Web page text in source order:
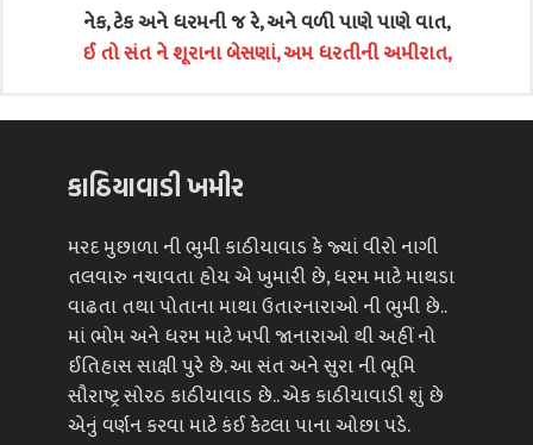
નેક, ટેક અને ધરમની જ રે, અને વળી પાણે પાણે વાત,
ઈ તો સંત ને શૂરાના બેસણાં, અમ ધરતીની અમીરાત,
કાઠિયાવાડી ખમીર
મરદ મુછાળા ની ભુમી કાઠીયાવાડ કે જ્યાં વીરો નાગી
તલવારુ નચાવતા હોય એ ખુમારી છે, ધરમ માટે માથડા
વાઢતા તથા પોતાના માથા ઉતારનારાઓ ની ભુમી છે..
માં ભોમ અને ધરમ માટે ખપી જાનારાઓ થી અહીં નો
ઈતિહાસ સાક્ષી પુરે છે. આ સંત અને સુરા ની ભૂમિ
સૌરાષ્ટ્ર સોરઠ કાઠીયાવાડ છે.. એક કાઠીયાવાડી શું છે
એનું વર્ણન કરવા માટે કંઈ કેટલા પાના ઓછા પડે.